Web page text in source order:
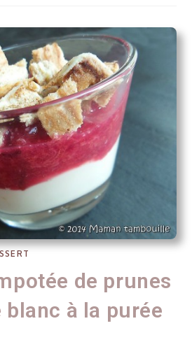
de prunes
à la purée